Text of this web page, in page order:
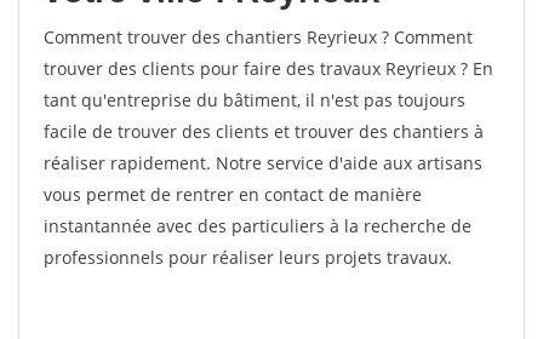
Comment trouver des chantiers Reyrieux ? Comment
trouver des clients pour faire des travaux Reyrieux ? En
tant qu'entreprise du bâtiment, il n'est pas toujours
facile de trouver des clients et trouver des chantiers à
réaliser rapidement. Notre service d'aide aux artisans
vous permet de rentrer en contact de manière
instantannée avec des particuliers à la recherche de
professionnels pour réaliser leurs projets travaux.